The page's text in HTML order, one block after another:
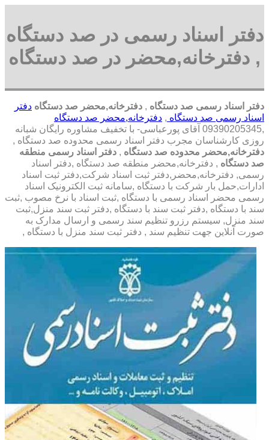
دفتر اسناد رسمی در صد دستگاه
, دفترخانه,محضر در صد دستگاه
دفتر اسناد رسمی صد دستگاه , دفترخانه,محضر صد دستگاه دفتر
اسناد رسمی صد دستگاه , دفترخانه,محضر صد دستگاه
,09390205345 آقای پورعباسی- با تخفیف مشاوره رايگان شبانه
روزی کارشناسان مجرب دفتر اسناد رسمی محدوده صد دستگاه ,
دفترخانه,محضر محدوده صد دستگاه , دفتر اسناد رسمی منطقه
صد دستگاه , دفترخانه,محضر منطقه صد دستگاه ,دفتر اسناد
رسمی, دفترخانه,محضر,دفتر ثبت اسناد شرکت,دفتر ثبت اسناد
ادارات,حمل بار شرکت با دستگاه ,سامانه ثبت الکترونیک اسناد
رسمی محضر اسناد رسمی با دستگاه ,ثبت اسناد با نرخ مصوب ,ثبت
سند با دستگاه ,دفتر ثبت سند با دستگاه ,دفتر ثبت سند منزل,ثبت
سند منزل, سیستم رزرو تنظیم سند رسمی و ارسال مدارک به
صورت آنلاین جهت تنظیم سند , دفتر ثبت سند منزل با دستگاه ,